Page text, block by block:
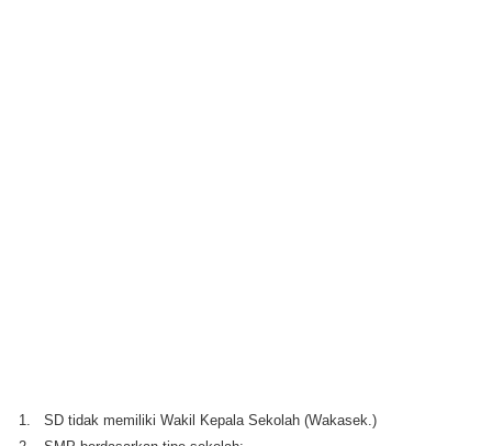
1.
SD tidak memiliki Wakil Kepala Sekolah (Wakasek.)